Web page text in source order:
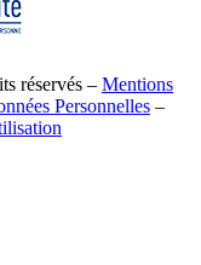
réservés – Mentions
Personnelles –